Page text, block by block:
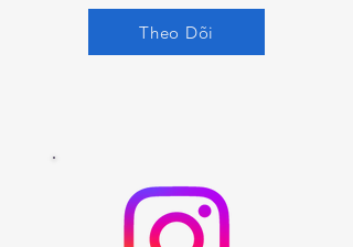
Theo Dõi